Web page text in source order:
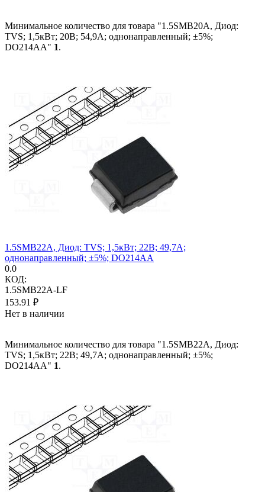
Минимальное количество для товара "1.5SMB20A, Диод:
TVS; 1,5кВт; 20В; 54,9А; однонаправленный; ±5%;
DO214AA" 1.
1.5SMB22A, Диод: TVS; 1,5кВт; 22В; 49,7А;
однонаправленный; ±5%; DO214AA
0.0
КОД:
1.5SMB22A-LF
153.91 ₽
Нет в наличии
Минимальное количество для товара "1.5SMB22A, Диод:
TVS; 1,5кВт; 22В; 49,7А; однонаправленный; ±5%;
DO214AA" 1.